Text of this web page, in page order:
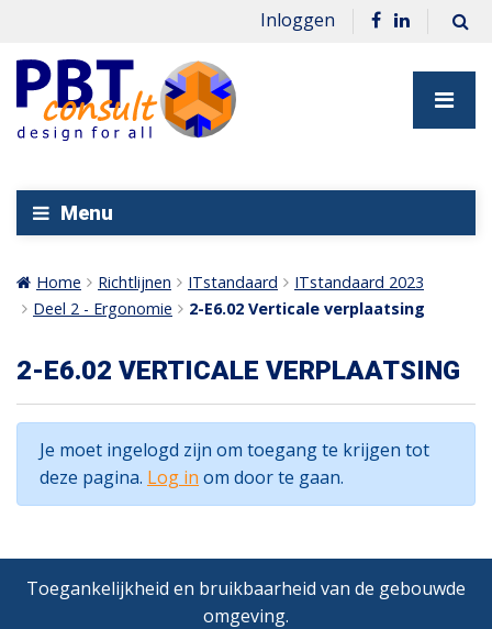
Inloggen
Menu
Home Richtlijnen ITstandaard
ITstandaard 2023
Deel 2 - Ergonomie
2-E6.02 Verticale verplaatsing
2-E6.02 VERTICALE VERPLAATSING
Je moet ingelogd zijn om toegang te krijgen tot
deze pagina. Log in om door te gaan.
Toegankelijkheid en bruikbaarheid van de gebouwde
omgeving.